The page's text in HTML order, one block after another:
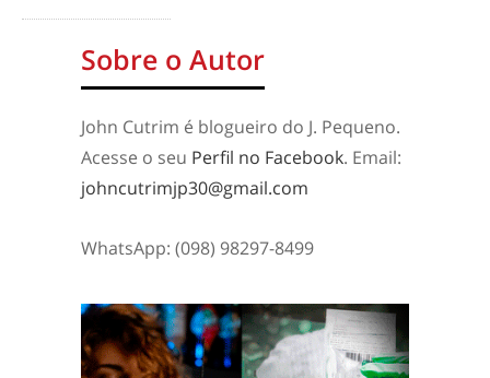
Sobre o Autor
John Cutrim é blogueiro do J. Pequeno.
Acesse o seu Perfil no Facebook. Email:
johncutrimjp30@gmail.com
WhatsApp: (098) 98297-8499